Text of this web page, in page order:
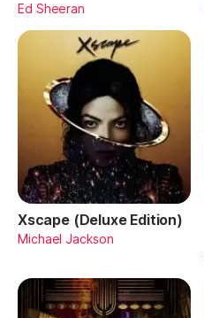
Ed Sheeran
Xscape (Deluxe Edition)
Michael Jackson